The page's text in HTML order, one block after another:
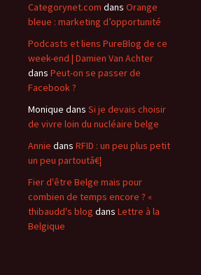
Categorynet.com dans Orange
bleue : marketing d’opportunité
Podcasts et liens PureBlog de ce
week-end | Damien Van Achter
dans Peut-on se passer de
Facebook ?
Monique dans Si je devais choisir
de vivre loin du nucléaire belge
Annie dans RFID : un peu plus petit
un peu partoutâ€¦
Fier d'être Belge mais pour
combien de temps encore ? «
thibaudd's blog dans Lettre à la
Belgique